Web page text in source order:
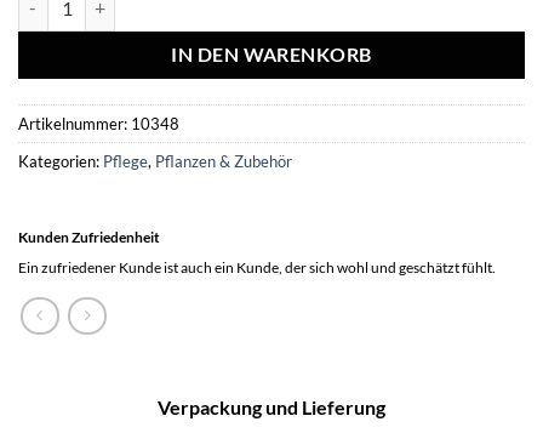
IN DEN WARENKORB
Artikelnummer: 10348
Kategorien: Pflege, Pflanzen & Zubehör
Kunden Zufriedenheit
Ein zufriedener Kunde ist auch ein Kunde, der sich wohl und geschätzt fühlt.
Verpackung und Lieferung